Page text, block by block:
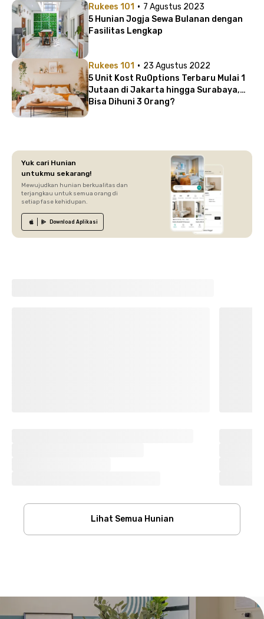
Rukees 101 · 7 Agustus 2023
5 Hunian Jogja Sewa Bulanan dengan
Fasilitas Lengkap
Rukees 101 · 23 Agustus 2022
5 Unit Kost RuOptions Terbaru Mulai 1
Jutaan di Jakarta hingga Surabaya,
Bisa Dihuni 3 Orang?
Yuk cari Hunian
untukmu sekarang!
Mewujudkan hunian berkualitas dan
terjangkau untuk semua orang di
setiap fase kehidupan.
Download Aplikasi
Lihat Semua Hunian